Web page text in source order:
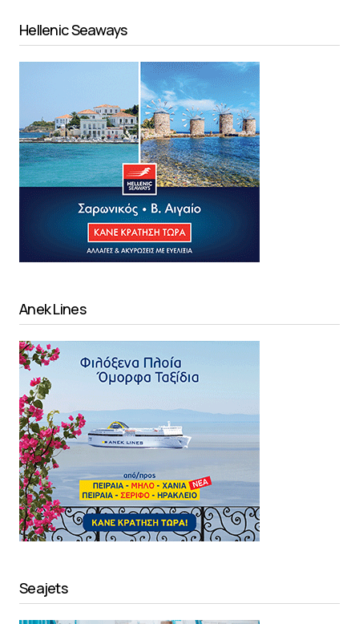
Hellenic Seaways
Anek Lines
Seajets